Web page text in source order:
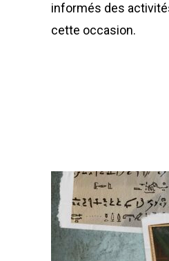
informés des
cette occasion.